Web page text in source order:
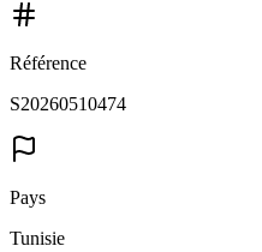
Référence
S20260510474
Pays
Tunisie